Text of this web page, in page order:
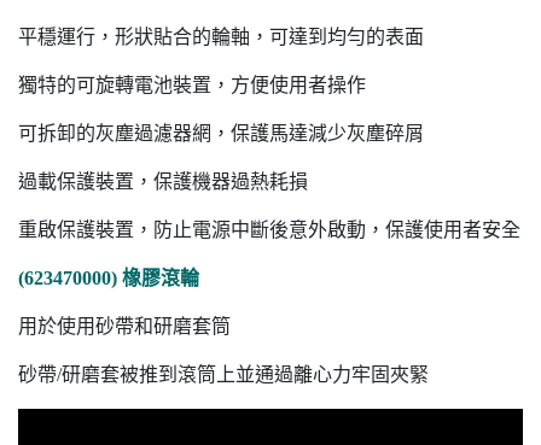
平穩運行，形狀貼合的輪軸，可達到均勻的表面
獨特的可旋轉電池裝置，方便使用者操作
可拆卸的灰塵過濾器網，保護馬達減少灰塵碎屑
過載保護裝置，保護機器過熱耗損
重啟保護裝置，防止電源中斷後意外啟動，保護使用者安全
(623470000) 橡膠滾輪
用於使用砂帶和研磨套筒
砂帶/研磨套被推到滾筒上並通過離心力牢固夾緊